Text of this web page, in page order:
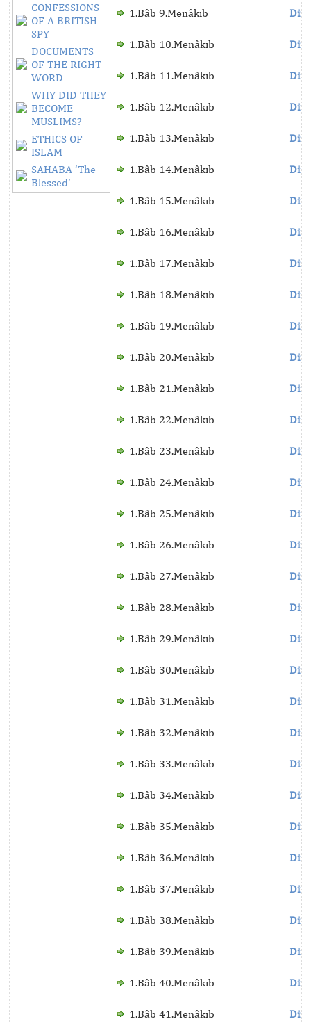
CONFESSIONS
OF A BRITISH
SPY
DOCUMENTS
OF THE RIGHT
WORD
WHY DID THEY
BECOME
MUSLIMS?
ETHICS OF
ISLAM
SAHABA ‘The
Blessed’
1.Bâb 9.Menâkıb
1.Bâb 10.Menâkıb
1.Bâb 11.Menâkıb
1.Bâb 12.Menâkıb
1.Bâb 13.Menâkıb
1.Bâb 14.Menâkıb
1.Bâb 15.Menâkıb
1.Bâb 16.Menâkıb
1.Bâb 17.Menâkıb
1.Bâb 18.Menâkıb
1.Bâb 19.Menâkıb
1.Bâb 20.Menâkıb
1.Bâb 21.Menâkıb
1.Bâb 22.Menâkıb
1.Bâb 23.Menâkıb
1.Bâb 24.Menâkıb
1.Bâb 25.Menâkıb
1.Bâb 26.Menâkıb
1.Bâb 27.Menâkıb
1.Bâb 28.Menâkıb
1.Bâb 29.Menâkıb
1.Bâb 30.Menâkıb
1.Bâb 31.Menâkıb
1.Bâb 32.Menâkıb
1.Bâb 33.Menâkıb
1.Bâb 34.Menâkıb
1.Bâb 35.Menâkıb
1.Bâb 36.Menâkıb
1.Bâb 37.Menâkıb
1.Bâb 38.Menâkıb
1.Bâb 39.Menâkıb
1.Bâb 40.Menâkıb
1.Bâb 41.Menâkıb